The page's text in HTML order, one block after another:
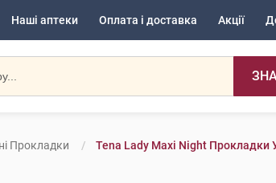
Наші аптеки Оплата і доставка Акції
Прокладки Tena Lady Maxi Night Прокладки